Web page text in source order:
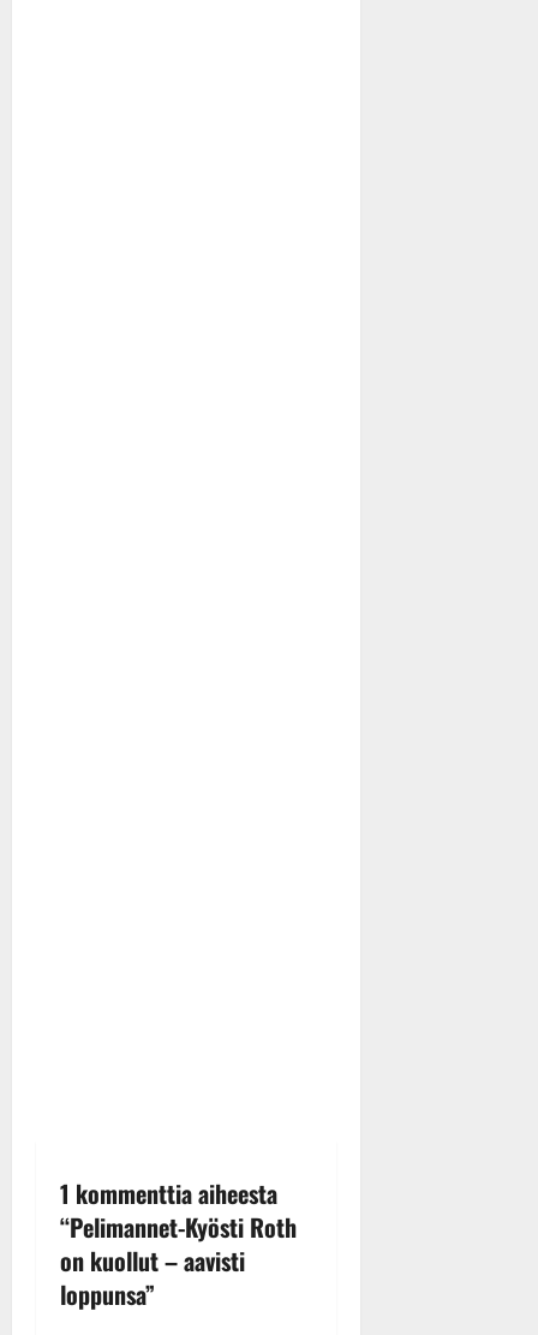
1 kommenttia aiheesta
“Pelimannet-Kyösti Roth
on kuollut – aavisti
loppunsa”